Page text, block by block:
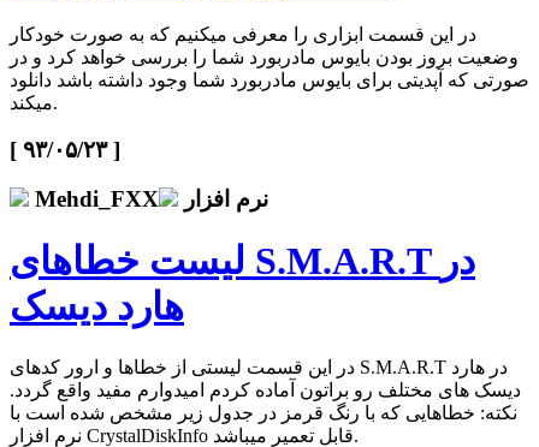
در این قسمت ابزاری را معرفی میکنیم که به صورت خودکار
وضعیت بروز بودن بایوس مادربورد شما را بررسی خواهد کرد و در
صورتی که آپدیتی برای بایوس مادربورد شما وجود داشته باشد دانلود
میکند.
[ ۹۳/۰۵/۲۳ ]
Mehdi_FXX
نرم افزار
لیست خطاهای S.M.A.R.T در
هارد دیسک
در این قسمت لیستی از خطاها و ارور کدهای S.M.A.R.T در هارد
دیسک های مختلف رو براتون آماده کردم امیدوارم مفید واقع گردد.
نکته: خطاهایی که با رنگ قرمز در جدول زیر مشخص شده است با
نرم افزار CrystalDiskInfo قابل تعمیر میباشد.